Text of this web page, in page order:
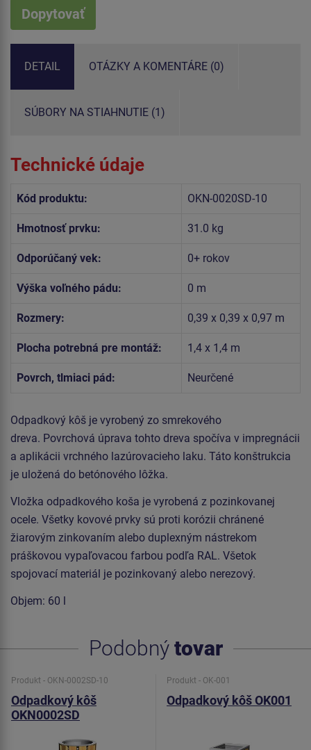
Dopytovať
DETAIL OTÁZKY A KOMENTÁRE (0)
SÚBORY NA STIAHNUTIE (1)
Technické údaje
Kód produktu: OKN-0020SD-10
Hmotnosť prvku: 31.0 kg
Odporúčaný vek: 0+ rokov
Výška voľného pádu: 0 m
Rozmery: 0,39 x 0,39 x 0,97 m
Plocha potrebná pre montáž: 1,4 x 1,4 m
Povrch, tlmiaci pád: Neurčené
Odpadkový kôš je vyrobený zo smrekového
dreva. Povrchová úprava tohto dreva spočíva v impregnácii
a aplikácii vrchného lazúrovacieho laku. Táto konštrukcia
je uložená do betónového lôžka.
Vložka odpadkového koša je vyrobená z pozinkovanej
ocele. Všetky kovové prvky sú proti korózii chránené
žiarovým zinkovaním alebo duplexným nástrekom
práškovou vypaľovacou farbou podľa RAL. Všetok
spojovací materiál je pozinkovaný alebo nerezový.
Objem: 60 l
Podobný tovar
Produkt - OKN-0002SD-10
Odpadkový kôš
OKN0002SD
Produkt - OK-001
Odpadkový kôš OK001